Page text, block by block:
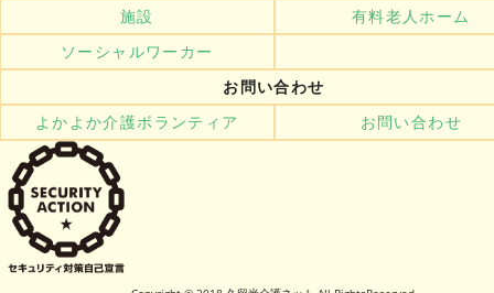
施設
有料老人ホーム
ソーシャルワーカー
お問い合わせ
よかよか介護ボランティア
お問い合わせ